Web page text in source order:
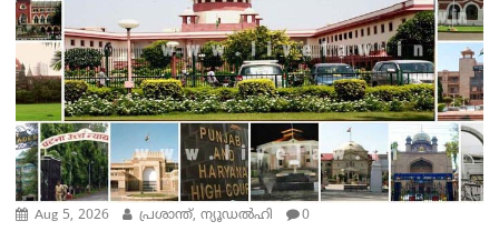
Aug 5, 2026 പ്രശാന്ത്, ന്യൂഡല്‍ഹി 0